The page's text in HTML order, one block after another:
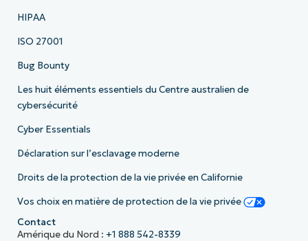
HIPAA
ISO 27001
Bug Bounty
Les huit éléments essentiels du Centre australien de
cybersécurité
Cyber Essentials
Déclaration sur l’esclavage moderne
Droits de la protection de la vie privée en Californie
Vos choix en matière de protection de la vie privée
Contact
Amérique du Nord : +1 888 542-8339